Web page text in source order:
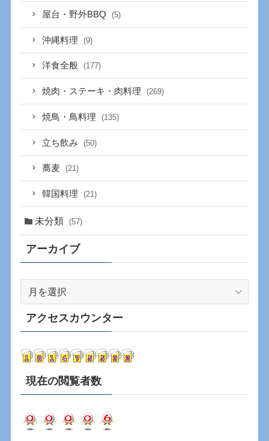
屋台・野外BBQ (5)
沖縄料理 (9)
洋食全般 (177)
焼肉・ステーキ・肉料理 (269)
焼鳥・鳥料理 (135)
立ち飲み (50)
蕎麦 (21)
韓国料理 (21)
未分類 (57)
アーカイブ
カ
イ
アクセスカウンター
現在の閲覧者数